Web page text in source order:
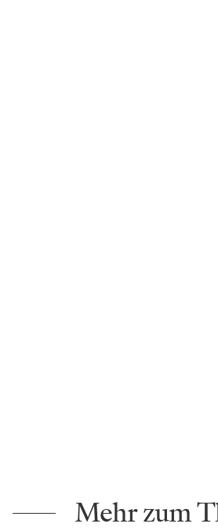
Mehr zum